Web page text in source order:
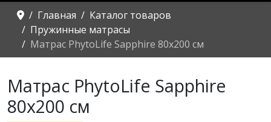
Главная
Каталог товаров
Пружинные матрасы
Матрас PhytoLife Sapphire 80x200 см
Матрас PhytoLife Sapphire
80x200 см